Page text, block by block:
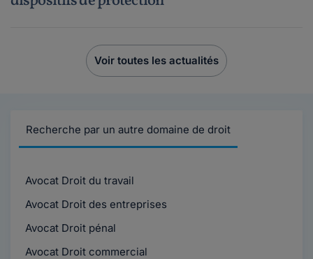
Voir toutes les actualités
Recherche par un autre domaine de droit
Avocat Droit du travail
Avocat Droit des entreprises
Avocat Droit pénal
Avocat Droit commercial